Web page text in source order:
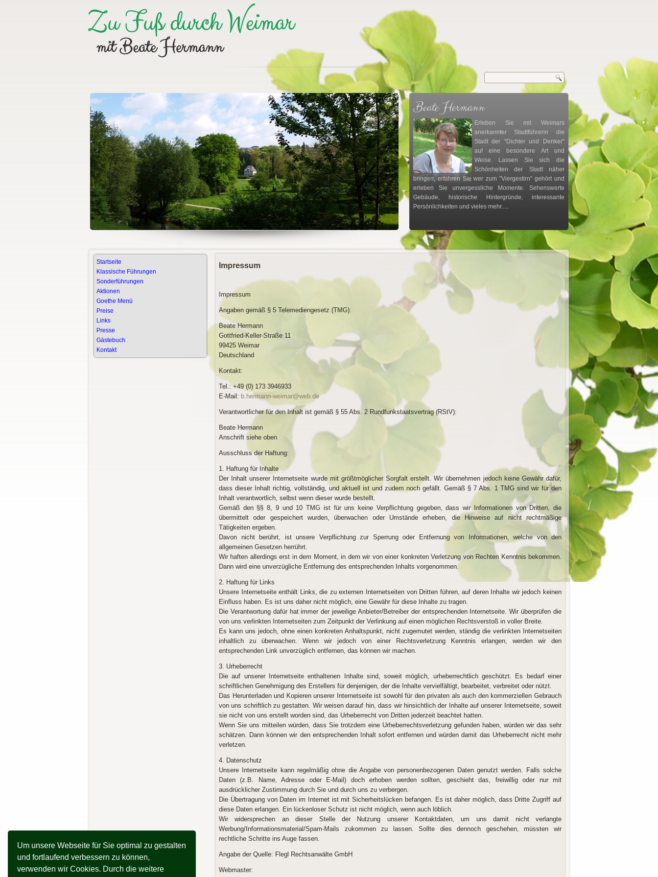
Um unsere Webseite für Sie optimal zu gestalten
und fortlaufend verbessern zu können,
verwenden wir Cookies. Durch die weitere
Beate Hermann
Erleben Sie mit Weimars
anerkannter Stadtführerin die
Stadt der "Dichter und Denker"
auf eine besondere Art und
Weise. Lassen Sie sich die
Schönheiten der Stadt näher
bringen, erfahren Sie wer zum "Viergestirn" gehört und
erleben Sie unvergessliche Momente. Sehenswerte
Gebäude, historische Hintergründe, interessante
Persönlichkeiten und vieles mehr.....
Startseite
Klassische Führungen
Sonderführungen
Aktionen
Goethe Menü
Preise
Links
Presse
Gästebuch
Kontakt
Impressum
Impressum
Angaben gemäß § 5 Telemediengesetz (TMG):
Beate Hermann
Gottfried-Keller-Straße 11
99425 Weimar
Deutschland
Kontakt:
Tel.: +49 (0) 173 3946933
E-Mail: b.hermann-weimar@web.de
Verantwortlicher für den Inhalt ist gemäß § 55 Abs. 2 Rundfunkstaatsvertrag (RStV):
Beate Hermann
Anschrift siehe oben
Ausschluss der Haftung:
1. Haftung für Inhalte
Der Inhalt unserer Internetseite wurde mit größtmöglicher Sorgfalt erstellt. Wir übernehmen jedoch keine Gewähr dafür,
dass dieser Inhalt richtig, vollständig, und aktuell ist und zudem noch gefällt. Gemäß § 7 Abs. 1 TMG sind wir für den
Inhalt verantwortlich, selbst wenn dieser wurde bestellt.
Gemäß den §§ 8, 9 und 10 TMG ist für uns keine Verpflichtung gegeben, dass wir Informationen von Dritten, die
übermittelt oder gespeichert wurden, überwachen oder Umstände erheben, die Hinweise auf nicht rechtmäßige
Tätigkeiten ergeben.
Davon nicht berührt, ist unsere Verpflichtung zur Sperrung oder Entfernung von Informationen, welche von den
allgemeinen Gesetzen herrührt.
Wir haften allerdings erst in dem Moment, in dem wir von einer konkreten Verletzung von Rechten Kenntnis bekommen.
Dann wird eine unverzügliche Entfernung des entsprechenden Inhalts vorgenommen.
2. Haftung für Links
Unsere Internetseite enthält Links, die zu externen Internetseiten von Dritten führen, auf deren Inhalte wir jedoch keinen
Einfluss haben. Es ist uns daher nicht möglich, eine Gewähr für diese Inhalte zu tragen.
Die Verantwortung dafür hat immer der jeweilige Anbieter/Betreiber der entsprechenden Internetseite. Wir überprüfen die
von uns verlinkten Internetseiten zum Zeitpunkt der Verlinkung auf einen möglichen Rechtsverstoß in voller Breite.
Es kann uns jedoch, ohne einen konkreten Anhaltspunkt, nicht zugemutet werden, ständig die verlinkten Internetseiten
inhaltlich zu überwachen. Wenn wir jedoch von einer Rechtsverletzung Kenntnis erlangen, werden wir den
entsprechenden Link unverzüglich entfernen, das können wir machen.
3. Urheberrecht
Die auf unserer Internetseite enthaltenen Inhalte sind, soweit möglich, urheberrechtlich geschützt. Es bedarf einer
schriftlichen Genehmigung des Erstellers für denjenigen, der die Inhalte vervielfältigt, bearbeitet, verbreitet oder nützt.
Das Herunterladen und Kopieren unserer Internetseite ist sowohl für den privaten als auch den kommerziellen Gebrauch
von uns schriftlich zu gestatten. Wir weisen darauf hin, dass wir hinsichtlich der Inhalte auf unserer Internetseite, soweit
sie nicht von uns erstellt worden sind, das Urheberrecht von Dritten jederzeit beachtet hatten.
Wenn Sie uns mitteilen würden, dass Sie trotzdem eine Urheberrechtsverletzung gefunden haben, würden wir das sehr
schätzen. Dann können wir den entsprechenden Inhalt sofort entfernen und würden damit das Urheberrecht nicht mehr
verletzen.
4. Datenschutz
Unsere Internetseite kann regelmäßig ohne die Angabe von personenbezogenen Daten genutzt werden. Falls solche
Daten (z.B. Name, Adresse oder E-Mail) doch erhoben werden sollten, geschieht das, freiwillig oder nur mit
ausdrücklicher Zustimmung durch Sie und durch uns zu verbergen.
Die Übertragung von Daten im Internet ist mit Sicherheitslücken befangen. Es ist daher möglich, dass Dritte Zugriff auf
diese Daten erlangen. Ein lückenloser Schutz ist nicht möglich, wenn auch löblich.
Wir widersprechen an dieser Stelle der Nutzung unserer Kontaktdaten, um uns damit nicht verlangte
Werbung/Informationsmaterial/Spam-Mails zukommen zu lassen. Sollte dies dennoch geschehen, müssten wir
rechtliche Schritte ins Auge fassen.
Angabe der Quelle: Flegl Rechtsanwälte GmbH
Webmaster: